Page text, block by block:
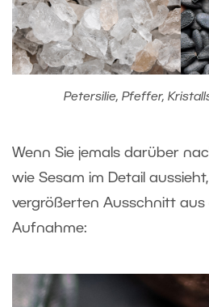
Petersilie, Pfeffer,
Wenn Sie jemals darüber
wie Sesam im Detail
vergrößerten Ausschnitt aus
Aufnahme: